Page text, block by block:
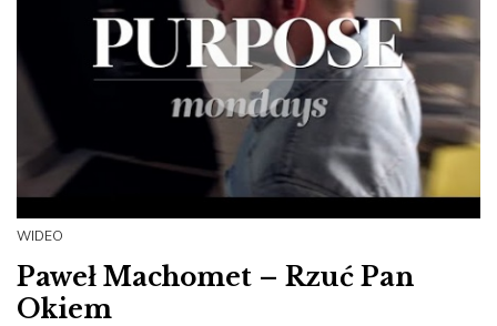
WIDEO
Paweł Machomet – Rzuć Pan
Okiem